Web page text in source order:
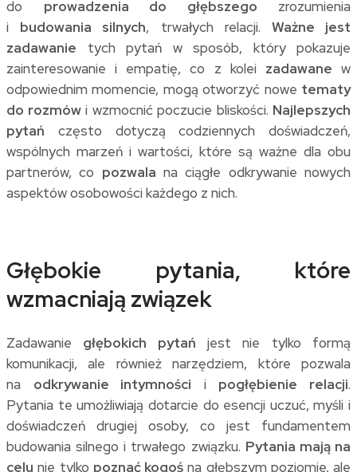
do prowadzenia do głębszego zrozumienia
i budowania silnych, trwałych relacji. Ważne jest
zadawanie tych pytań w sposób, który pokazuje
zainteresowanie i empatię, co z kolei zadawane w
odpowiednim momencie, mogą otworzyć nowe tematy
do rozmówi wzmocnić poczucie bliskości. Najlepszych
pytań często dotyczą codziennych doświadczeń,
wspólnych marzeń i wartości, które są ważne dla obu
partnerów, co pozwala na ciągłe odkrywanie nowych
aspektów osobowości każdego z nich.
Głębokie pytania, które
wzmacniają związek
Zadawanie głębokich pytań jest nie tylko formą
komunikacji, ale również narzędziem, które pozwala
na odkrywanie intymności i pogłębienie relacji.
Pytania te umożliwiają dotarcie do esencji uczuć, myśli i
doświadczeń drugiej osoby, co jest fundamentem
budowania silnego i trwałego związku. Pytania mają na
celu nie tylko poznać kogoś na głębszym poziomie, ale